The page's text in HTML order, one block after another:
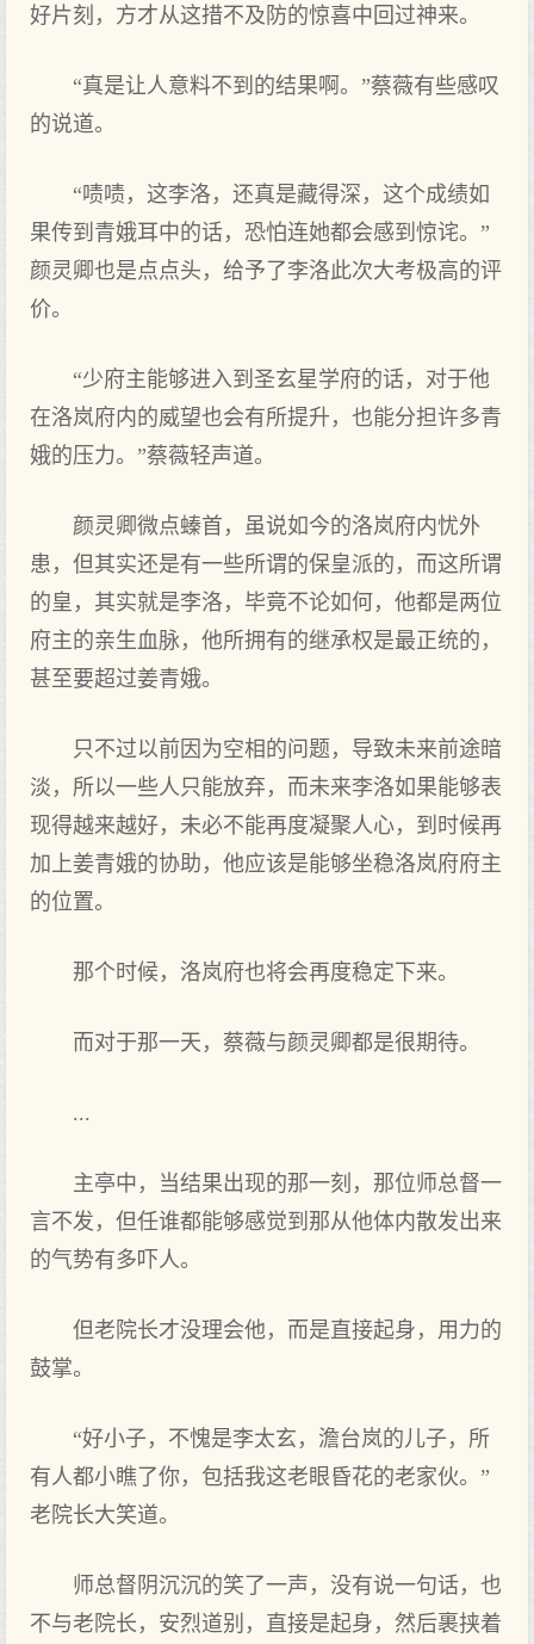
好片刻，方才从这措不及防的惊喜中回过神来。
“真是让人意料不到的结果啊。”蔡薇有些感叹
的说道。
“啧啧，这李洛，还真是藏得深，这个成绩如
果传到青娥耳中的话，恐怕连她都会感到惊诧。”
颜灵卿也是点点头，给予了李洛此次大考极高的评
价。
“少府主能够进入到圣玄星学府的话，对于他
在洛岚府内的威望也会有所提升，也能分担许多青
娥的压力。”蔡薇轻声道。
颜灵卿微点螓首，虽说如今的洛岚府内忧外
患，但其实还是有一些所谓的保皇派的，而这所谓
的皇，其实就是李洛，毕竟不论如何，他都是两位
府主的亲生血脉，他所拥有的继承权是最正统的，
甚至要超过姜青娥。
只不过以前因为空相的问题，导致未来前途暗
淡，所以一些人只能放弃，而未来李洛如果能够表
现得越来越好，未必不能再度凝聚人心，到时候再
加上姜青娥的协助，他应该是能够坐稳洛岚府府主
的位置。
那个时候，洛岚府也将会再度稳定下来。
而对于那一天，蔡薇与颜灵卿都是很期待。
...
主亭中，当结果出现的那一刻，那位师总督一
言不发，但任谁都能够感觉到那从他体内散发出来
的气势有多吓人。
但老院长才没理会他，而是直接起身，用力的
鼓掌。
“好小子，不愧是李太玄，澹台岚的儿子，所
有人都小瞧了你，包括我这老眼昏花的老家伙。”
老院长大笑道。
师总督阴沉沉的笑了一声，没有说一句话，也
不与老院长，安烈道别，直接是起身，然后裹挟着